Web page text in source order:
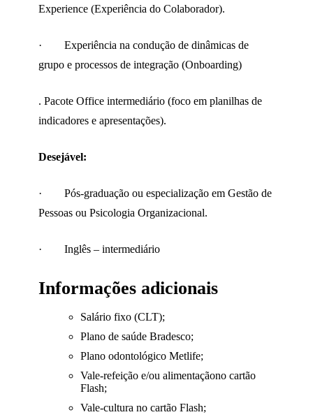
Experience (Experiência do Colaborador).
· Experiência na condução de dinâmicas de
grupo e processos de integração (Onboarding)
. Pacote Office intermediário (foco em planilhas de
indicadores e apresentações).
Desejável:
· Pós-graduação ou especialização em Gestão de
Pessoas ou Psicologia Organizacional.
· Inglês – intermediário
Informações adicionais
Salário fixo (CLT);
Plano de saúde Bradesco;
Plano odontológico Metlife;
Vale-refeição e/ou alimentaçãono cartão
Flash;
Vale-cultura no cartão Flash;